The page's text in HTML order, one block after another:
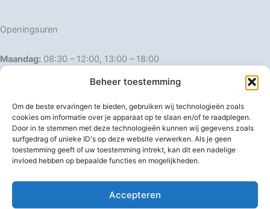
Beheer toestemming
Om de beste ervaringen te bieden, gebruiken wij technologieën zoals
cookies om informatie over je apparaat op te slaan en/of te raadplegen.
Door in te stemmen met deze technologieën kunnen wij gegevens zoals
surfgedrag of unieke ID's op deze website verwerken. Als je geen
toestemming geeft of uw toestemming intrekt, kan dit een nadelige
invloed hebben op bepaalde functies en mogelijkheden.
Accepteren
Openingsuren
Maandag: 08:30 – 12:00, 13:00 – 18:00
Dinsdag:
08:30 – 12:00, 13:00 – 18:00
Donderdag: 08:30 – 12:00, 13:00 – 18:00
Vrijdag: 08:30 – 12:00, 13:00 – 18:00
Zaterdag: 08:30 – 16:00
Zondag: Gesloten